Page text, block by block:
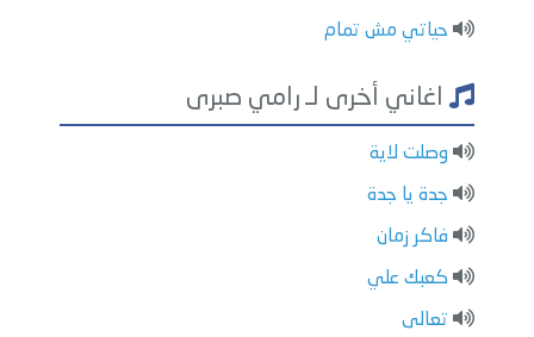
حياتي مش تمام
اغاني أخرى لـ رامي صبرى
وصلت لاية
جدة يا جدة
فاكر زمان
كعبك علي
تعالى